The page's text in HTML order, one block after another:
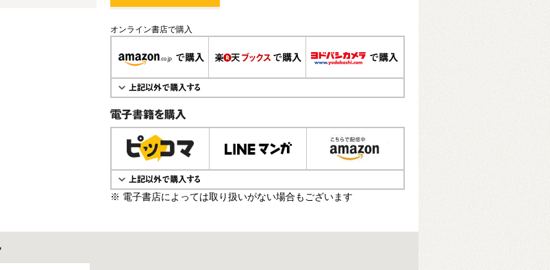
オンライン書店で購入
電子書籍で購入
※ 電子書店によっては取り扱いがない場合もございます